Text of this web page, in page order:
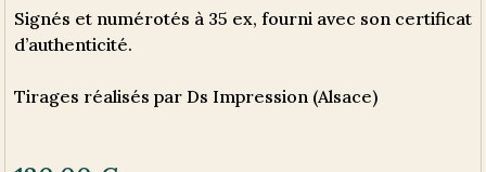
Signés et numérotés à 35 ex, fourni avec son certificat
d’authenticité.
Tirages réalisés par Ds Impression (Alsace)